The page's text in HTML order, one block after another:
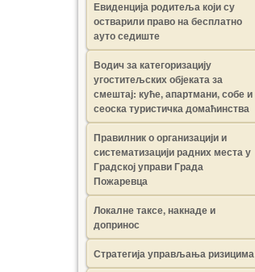
Евиденција родитеља који су
остварили право на бесплатно
ауто седиште
Водич за категоризацију
угоститељских објеката за
смештај: куће, апартмани, собе и
сеоска туристичка домаћинства
Правилник о организацији и
систематизацији радних места у
Градској управи Града
Пожаревца
Локалне таксе, накнаде и
допринос
Стратегија управљања ризицима